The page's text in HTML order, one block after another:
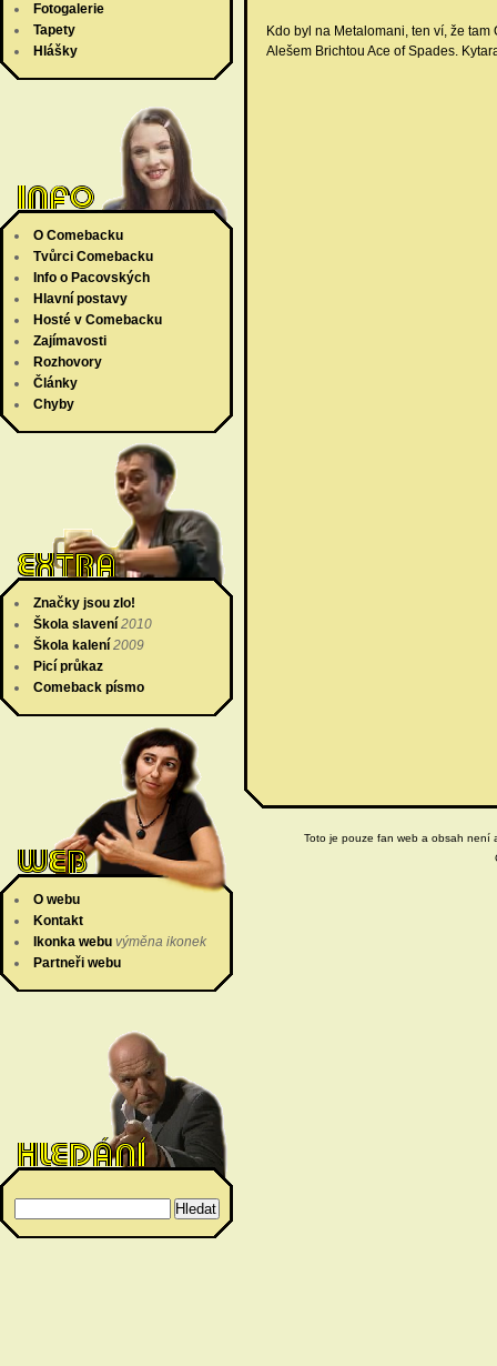
Fotogalerie
Tapety
Hlášky
O Comebacku
Tvůrci Comebacku
Info o Pacovských
Hlavní postavy
Hosté v Comebacku
Zajímavosti
Rozhovory
Články
Chyby
Značky jsou zlo!
Škola slavení 2010
Škola kalení 2009
Picí průkaz
Comeback písmo
O webu
Kontakt
Ikonka webu výměna ikonek
Partneři webu
Kdo byl na Metalomani, ten ví, že
Alešem Brichtou Ace of Spades.
Toto je pouze fan web a obsah není